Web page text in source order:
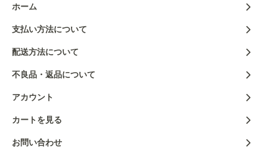
ホーム
支払い方法について
配送方法について
不良品・返品について
アカウント
カートを見る
お問い合わせ